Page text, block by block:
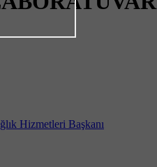
Hizmetleri Başkanı